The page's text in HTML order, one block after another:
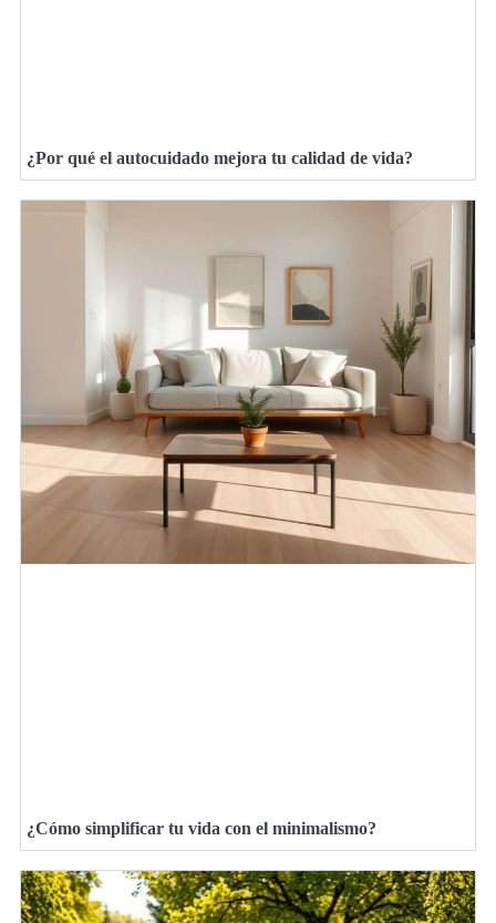
¿Por qué el autocuidado mejora tu calidad de vida?
¿Cómo simplificar tu vida con el minimalismo?